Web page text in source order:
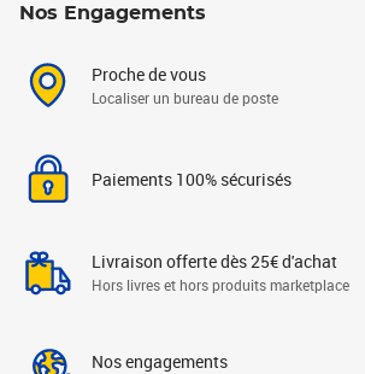
Nos Engagements
Proche de vous
Localiser un bureau de poste
Paiements 100% sécurisés
Livraison offerte dès 25€ d'achat
Hors livres et hors produits marketplace
Nos engagements